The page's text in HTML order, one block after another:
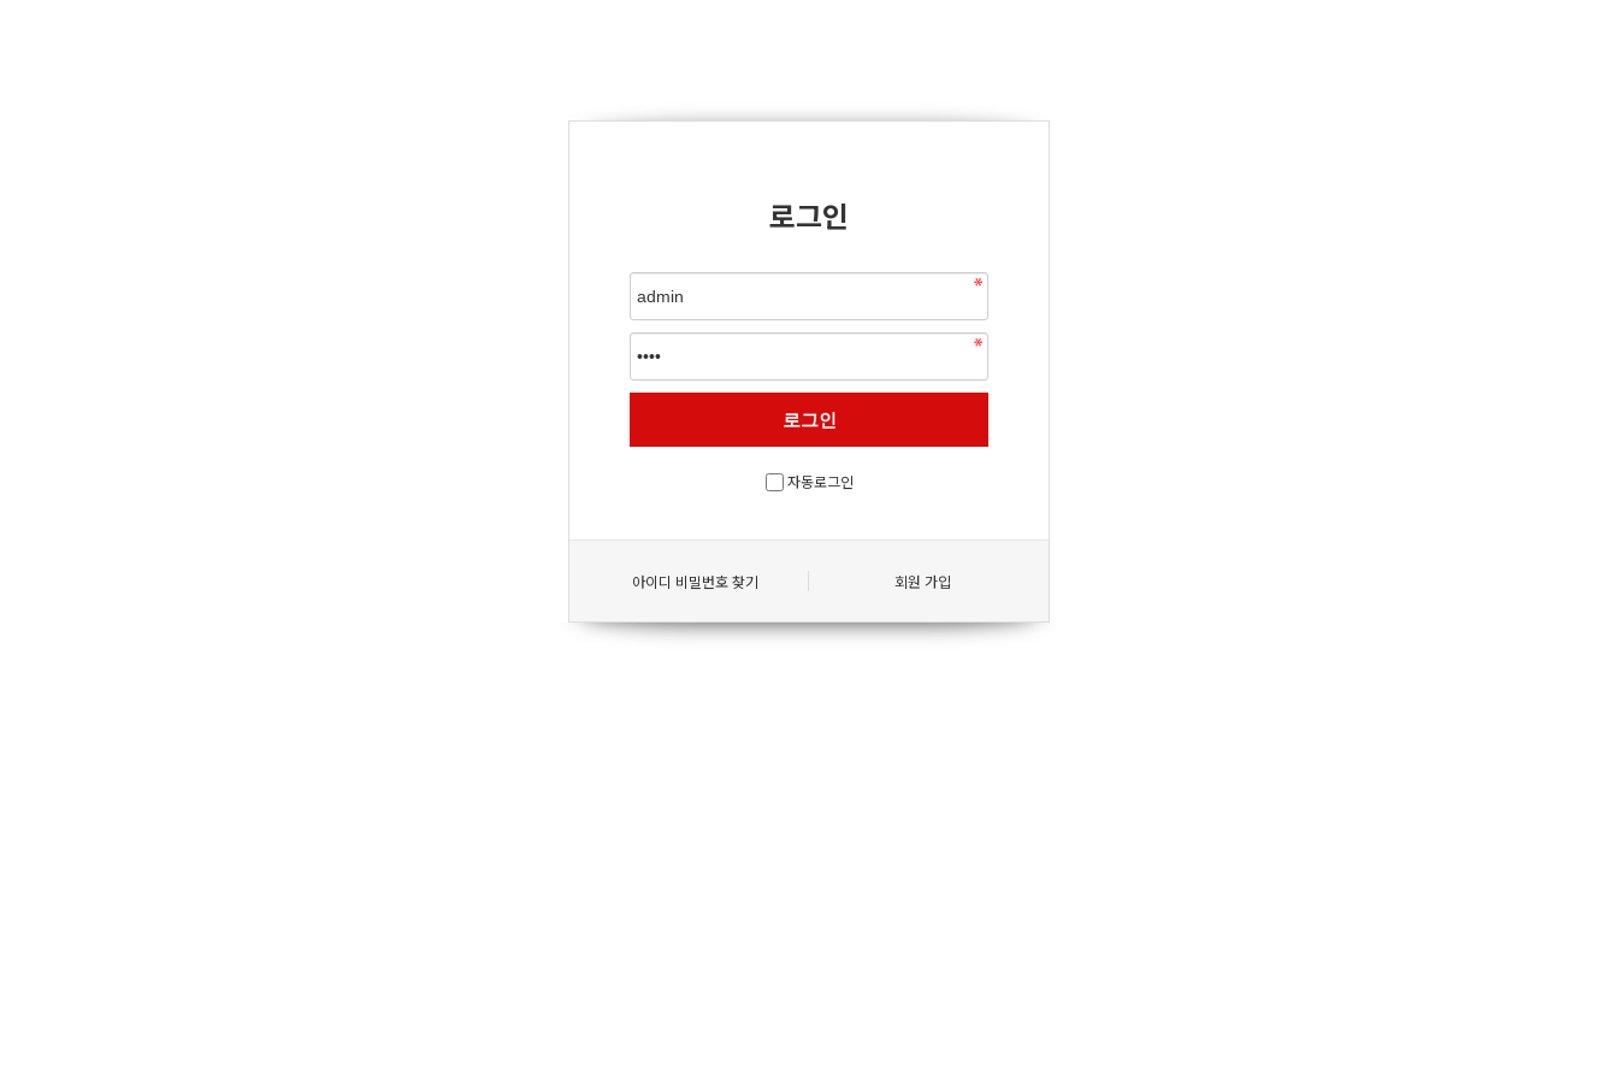
로그인
자동로그인
아이디 비밀번호 찾기 회원 가입